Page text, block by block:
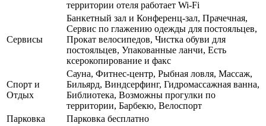
территории отеля работает Wi-Fi
Сервисы
Банкетный зал и Конференц-зал, Прачечная,
Сервис по глажению одежды для постояльцев,
Прокат велосипедов, Чистка обуви для
постояльцев, Упакованные ланчи, Есть
ксерокопирование и факс
Спорт и
Отдых
Сауна, Фитнес-центр, Рыбная ловля, Массаж,
Бильярд, Виндсерфинг, Гидромассажная ванна,
Библиотека, Возможны прогулки по
территории, Барбекю, Велоспорт
Парковка
Парковка бесплатно